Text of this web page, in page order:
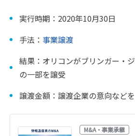
実行時期：2020年10月30日
手法： 事業譲渡
結果：オリコンがブリンガー・
の一部を譲受
譲渡金額：譲渡企業の意向など
M&A・事業承継